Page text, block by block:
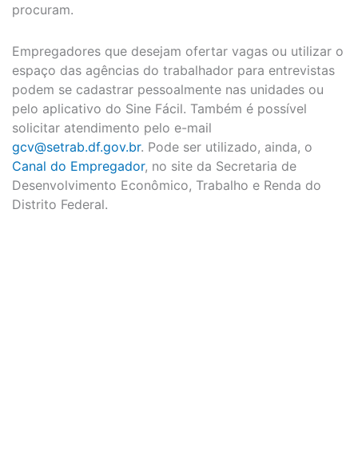
procuram.
Empregadores que desejam ofertar vagas ou utilizar o
espaço das agências do trabalhador para entrevistas
podem se cadastrar pessoalmente nas unidades ou
pelo aplicativo do Sine Fácil. Também é possível
solicitar atendimento pelo e-mail
gcv@setrab.df.gov.br. Pode ser utilizado, ainda, o
Canal do Empregador, no site da Secretaria de
Desenvolvimento Econômico, Trabalho e Renda do
Distrito Federal.